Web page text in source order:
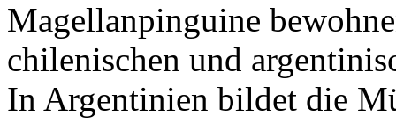
Magellanpinguine
chilenischen und
In Argentinien bildet die